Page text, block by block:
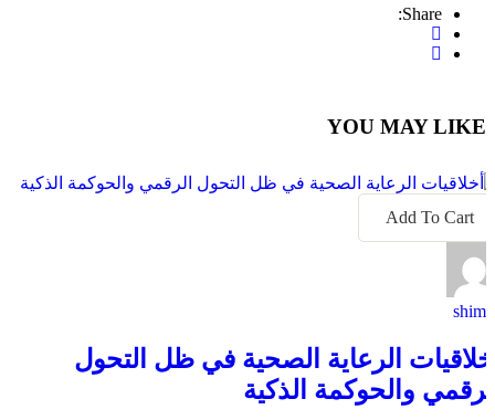
Share:
YOU MAY LIKE
Add To Cart
الرعاية الصحية في ظل التحول
والحوكمة الذكية